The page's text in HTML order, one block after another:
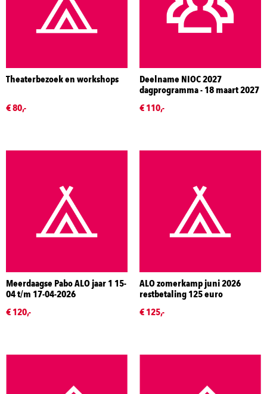
Theaterbezoek en workshops
€ 80,-
Deelname NIOC 2027
dagprogramma - 18 maart 2027
€ 110,-
Meerdaagse Pabo ALO jaar 1 15-
04 t/m 17-04-2026
€ 120,-
ALO zomerkamp juni 2026
restbetaling 125 euro
€ 125,-